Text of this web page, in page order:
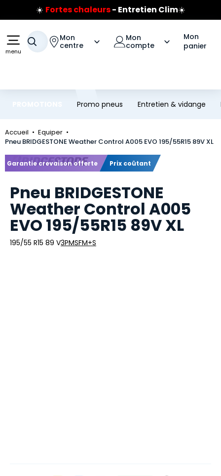
Aller au contenu principal
Aller à la navigation
☀️ Fortes chaleurs- Entretien Clim☀️
Prix coûtant pneus Bridgestone
Jusqu'à 120€ remboursés sur les pneus Bridgestone
menu
Votre recherche
Mon
centre
Mon
compte
Mon
panier
Promo pneus Entretien & vidange
Accueil
Equiper
Pneu BRIDGESTONE Weather Control A005 EVO 195/55R15 89V XL
Marque
Pneu BRIDGESTONE
Weather Control A005
EVO 195/55R15 89V XL
195/55 R15 89 V3PMSFM+S
Garantie crevaison offerte Prix coûtant